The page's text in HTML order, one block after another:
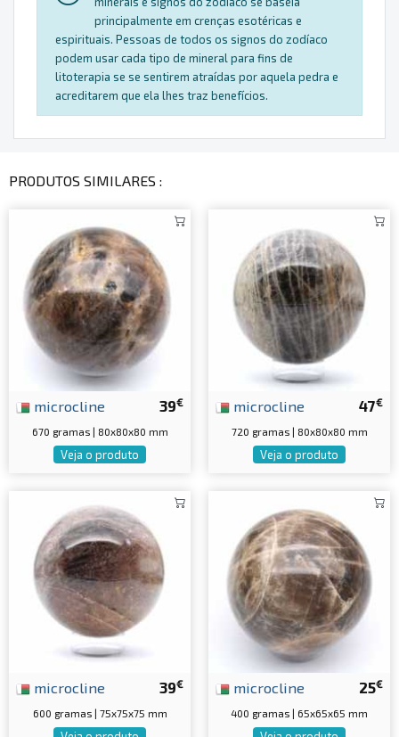
principalmente em crenças esotéricas e
espirituais. Pessoas de todos os signos do zodíaco
podem usar cada tipo de mineral para fins de
litoterapia se se sentirem atraídas por aquela pedra e
acreditarem que ela lhes traz benefícios.
PRODUTOS SIMILARES :
39€
microcline
670 gramas | 80x80x80 mm
Veja o produto
47€
microcline
720 gramas | 80x80x80 mm
Veja o produto
39€
microcline
600 gramas | 75x75x75 mm
25€
microcline
400 gramas | 65x65x65 mm